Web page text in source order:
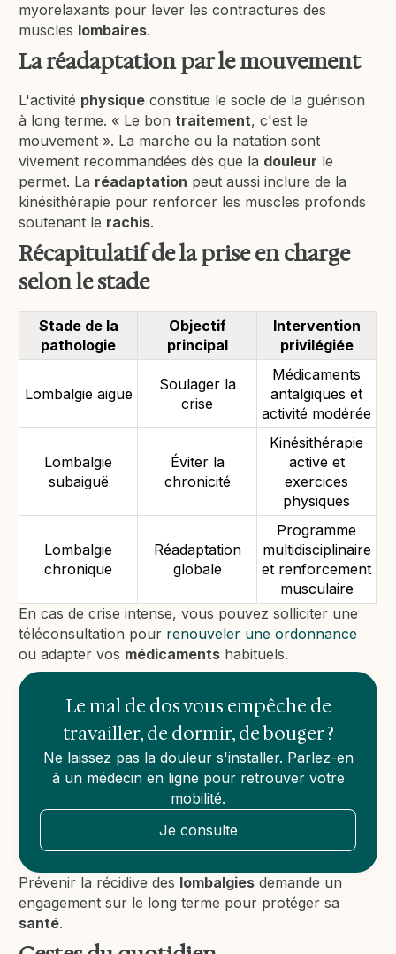
myorelaxants pour lever les contractures des
muscles lombaires.
La réadaptation par le mouvement
L'activité physique constitue le socle de la guérison
à long terme. « Le bontraitement, c'est le
mouvement ». La marche ou la natation sont
vivement recommandées dès que la douleur le
permet. La réadaptation peut aussi inclure de la
kinésithérapie pour renforcer les muscles profonds
soutenant le rachis.
Récapitulatif de la prise en charge
selon le stade
Stade de la
pathologie
Objectif
principal
Intervention
privilégiée
Lombalgie aiguë
Soulager la
crise
Médicaments
antalgiques et
activité modérée
Lombalgie
subaiguë
Éviter la
chronicité
Kinésithérapie
active et
exercices
physiques
Lombalgie
chronique
Réadaptation
globale
Programme
multidisciplinaire
et renforcement
musculaire
En cas de crise intense, vous pouvez solliciter une
téléconsultation pour renouveler une ordonnance
ou adapter vos médicaments habituels.
Le mal de dos vous empêche de
travailler, de dormir, de bouger ?
Ne laissez pas la douleur s'installer. Parlez-en
à un médecin en ligne pour retrouver votre
mobilité.
Je consulte
Prévenir la récidive des lombalgies demande un
engagement sur le long terme pour protéger sa
santé.